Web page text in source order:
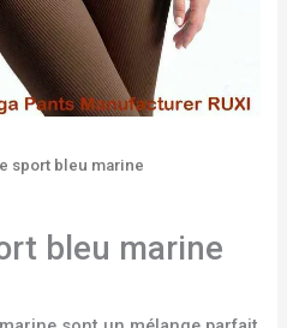
sport bleu marine
bleu marine